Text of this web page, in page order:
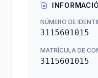
NÚMERO DE
3115601015
MATRÍCULA DE
3115601015